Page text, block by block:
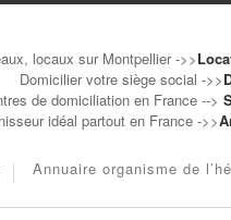
locaux sur Montpellier ->>
Domicilier votre siège social ->>
de domiciliation en France -->
idéal partout en France ->>
Annuaire organisme de